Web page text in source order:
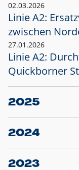
02.03.2026
Linie A2:
zwischen
27.01.2026
Linie A2:
Quickborner
2025
23.12.2025
Projekt S5:
2024
10.12.2024
Großprojekt
2023